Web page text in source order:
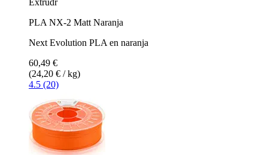
PLA NX-2 Matt Naranja
Next Evolution PLA en naranja
60,49 €
(24,20 € / kg)
4.5 (20)